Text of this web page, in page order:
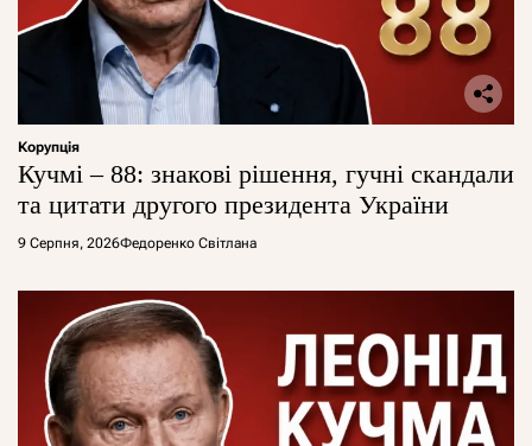
Корупція
Кучмі – 88: знакові рішення, гучні скандали
та цитати другого президента України
9 Серпня, 2026Федоренко Світлана